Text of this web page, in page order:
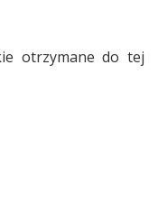
otrzymane do tej